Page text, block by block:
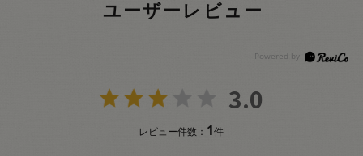
ユーザーレビュー
3.0
レビュー件数： 1件